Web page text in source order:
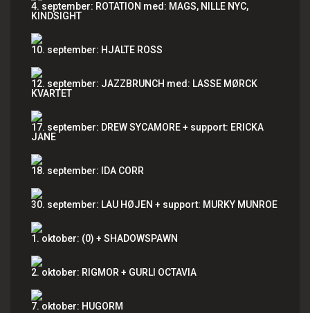
4. september: ROTATION med: MAGS, NILLE NYC,
KINDSIGHT
10. september: HJALTE ROSS
12. september: JAZZBRUNCH med: LASSE MØRCK
KVARTET
17. september: DREW SYCAMORE + support: ERICKA
JANE
18. september: IDA CORR
30. september: LAU HØJEN + support: MURKY MUNROE
1. oktober: (0) + SHADOWSPAWN
2. oktober: RIGMOR + GURLI OCTAVIA
7. oktober: HUGORM